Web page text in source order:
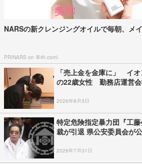
NARSの新クレンジングオイルで毎朝、メ
PR(NARS on 美的.com)
「売上金を金庫に」 イ
の22歳女性 勤務店運営
2026年8月3日
特定危険指定暴力団『工
裁が引退 県公安委員会が
2026年7月31日